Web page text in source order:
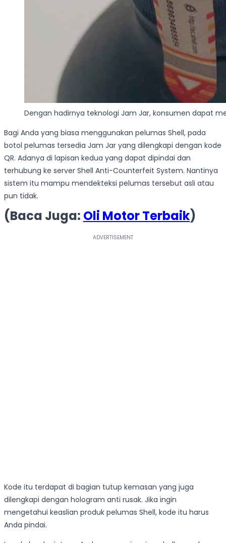
Dengan hadirnya teknologi Jam Jar, konsumen dapat
Bagi Anda yang biasa menggunakan pelumas Shell, pada
botol pelumas tersedia Jam Jar yang dilengkapi dengan kode
QR. Adanya di lapisan kedua yang dapat dipindai dan
terhubung ke server Shell Anti-Counterfeit System. Nantinya
sistem itu mampu mendekteksi pelumas tersebut asli atau
pun tidak.
(Baca Juga: Oli Motor Terbaik)
Kode itu terdapat di bagian tutup kemasan yang juga
dilengkapi dengan hologram anti rusak. Jika ingin
mengetahui keaslian produk pelumas Shell, kode itu harus
Anda pindai.